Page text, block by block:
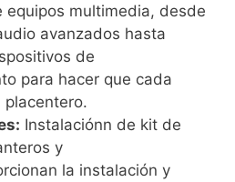
equipos multimedia, desde
avanzados hasta
de
para hacer que cada
placentero.
Instalaciónn de kit de
y
la instalación y